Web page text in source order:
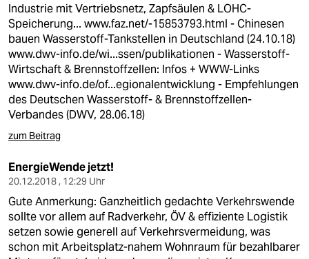
Industrie mit Vertriebsnetz, Zapfsäulen & LOHC-
Speicherung... www.faz.net/-15853793.html - Chinesen
bauen Wasserstoff-Tankstellen in Deutschland (24.10.18)
www.dwv-info.de/wi...ssen/publikationen - Wasserstoff-
Wirtschaft & Brennstoffzellen: Infos + WWW-Links
www.dwv-info.de/of...egionalentwicklung - Empfehlungen
des Deutschen Wasserstoff- & Brennstoffzellen-
Verbandes (DWV, 28.06.18)
zum Beitrag
EnergieWende jetzt!
20.12.2018 , 12:29 Uhr
Gute Anmerkung: Ganzheitlich gedachte Verkehrswende
sollte vor allem auf Radverkehr, ÖV & effiziente Logistik
setzen sowie generell auf Verkehrsvermeidung, was
schon mit Arbeitsplatz-nahem Wohnraum für bezahlbarer